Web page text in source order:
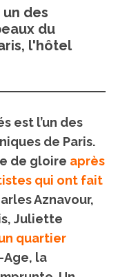
des
du
l'hôtel
est l’un des
de Paris.
de gloire après
qui ont fait
Aznavour,
Juliette
quartier
Age, la